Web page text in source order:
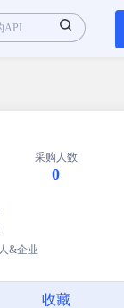
采购人数
0
&企业
收藏